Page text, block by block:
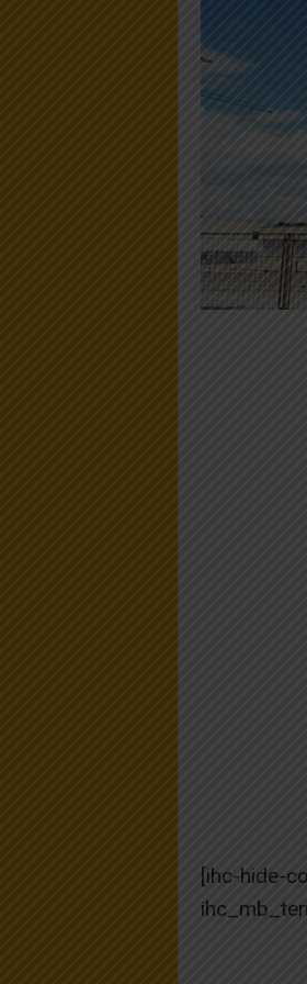
[ihc-hide-